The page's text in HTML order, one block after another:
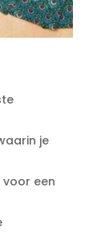
je
voor een